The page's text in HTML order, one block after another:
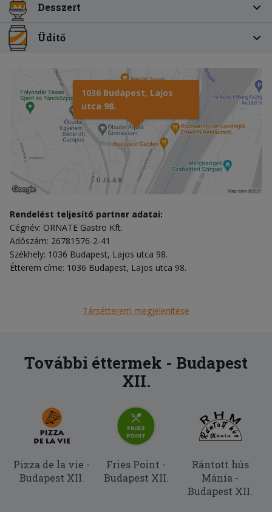
Desszert
Üdítő
1036 Budapest, Lajos
utca 98.
Rendelést teljesítő partner adatai:
Cégnév: ORNATE Gastro Kft.
Adószám: 26781576-2-41
Székhely: 1036 Budapest, Lajos utca 98.
Étterem címe: 1036 Budapest, Lajos utca 98.
Társétterem megjelenítése
További éttermek - Budapest
XII.
Pizza de la vie -
Budapest XII.
Fries Point -
Budapest XII.
Rántott hús
Mánia -
Budapest XII.